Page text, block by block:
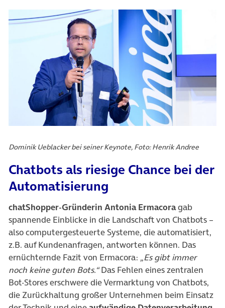
Dominik Ueblacker bei seiner Keynote, Foto: Henrik Andree
Chatbots als riesige Chance bei der
Automatisierung
chatShopper-Gründerin Antonia Ermacoragab
spannende Einblicke in die Landschaft von Chatbots –
also computergesteuerte Systeme, die automatisiert,
z.B. auf Kundenanfragen, antworten können. Das
ernüchternde Fazit von Ermacora: „Es gibt immer
noch keine guten Bots.“Das Fehlen eines zentralen
Bot-Stores erschwere die Vermarktung von Chatbots,
die Zurückhaltung großer Unternehmen beim Einsatz